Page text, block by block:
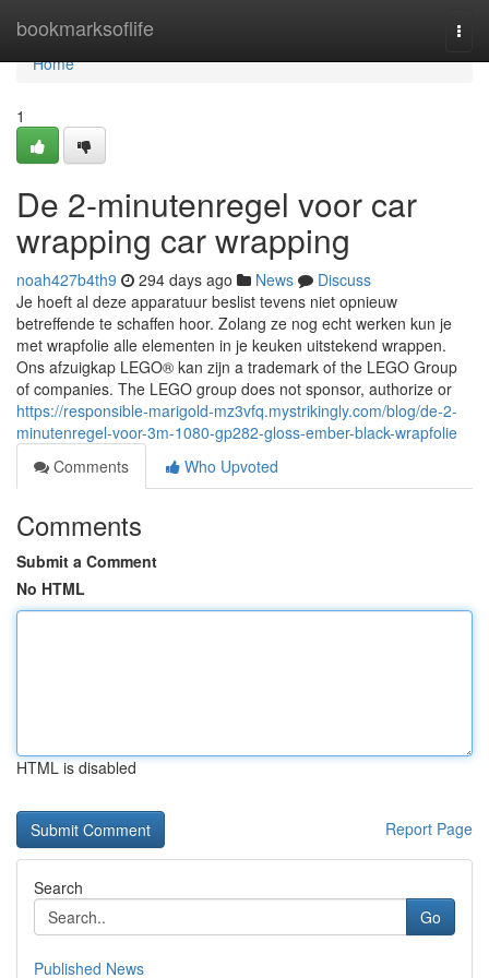
bookmarksoflife
Home
Home
1
De 2-minutenregel voor car
wrapping car wrapping
noah427b4th9 294 days ago News
Discuss
Je hoeft al deze apparatuur beslist tevens niet opnieuw
betreffende te schaffen hoor. Zolang ze nog echt werken kun je
met wrapfolie alle elementen in je keuken uitstekend wrappen.
Ons afzuigkap LEGO® kan zijn a trademark of the LEGO Group
of companies. The LEGO group does not sponsor, authorize or
https://responsible-marigold-mz3vfq.mystrikingly.com/blog/de-2-
minutenregel-voor-3m-1080-gp282-gloss-ember-black-wrapfolie
Comments
Who Upvoted
Comments
Submit a Comment
No HTML
HTML is disabled
Report Page
Search
Go
Published News